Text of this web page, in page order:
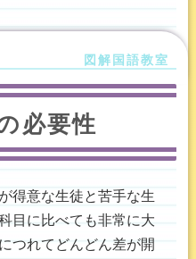
必要性
得意な生徒と苦手な生
目に比べても非常に大
つれてどんどん差が開